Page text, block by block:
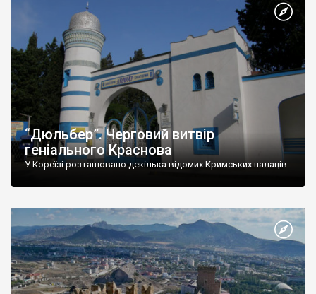
“Дюльбер”. Черговий витвір
геніального Краснова
У Кореїзі розташовано декілька відомих Кримських палаців.